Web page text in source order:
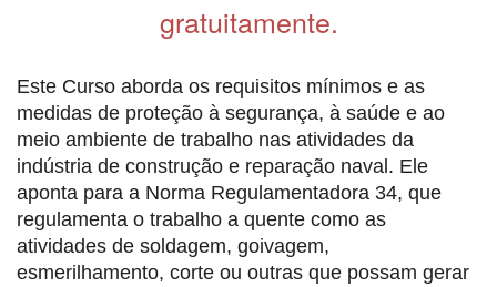
gratuitamente.
Este Curso aborda os requisitos mínimos e as
medidas de proteção à segurança, à saúde e ao
meio ambiente de trabalho nas atividades da
indústria de construção e reparação naval. Ele
aponta para a Norma Regulamentadora 34, que
regulamenta o trabalho a quente como as
atividades de soldagem, goivagem,
esmerilhamento, corte ou outras que possam gerar